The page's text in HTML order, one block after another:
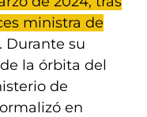
ministra de
. Durante su
la órbita del
de
en